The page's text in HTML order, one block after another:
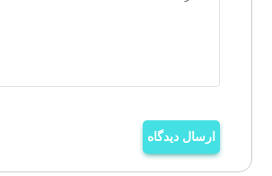
ارسال دیدگاه